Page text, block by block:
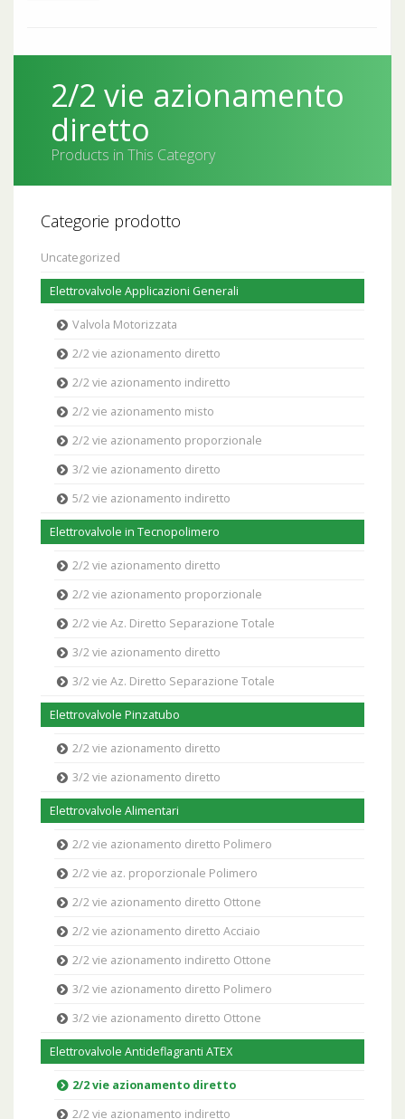
2/2 vie azionamento
diretto
Products in This Category
Categorie prodotto
Uncategorized
Elettrovalvole Applicazioni Generali
Valvola Motorizzata
2/2 vie azionamento diretto
2/2 vie azionamento indiretto
2/2 vie azionamento misto
2/2 vie azionamento proporzionale
3/2 vie azionamento diretto
5/2 vie azionamento indiretto
Elettrovalvole in Tecnopolimero
2/2 vie azionamento diretto
2/2 vie azionamento proporzionale
2/2 vie Az. Diretto Separazione Totale
3/2 vie azionamento diretto
3/2 vie Az. Diretto Separazione Totale
Elettrovalvole Pinzatubo
2/2 vie azionamento diretto
3/2 vie azionamento diretto
Elettrovalvole Alimentari
2/2 vie azionamento diretto Polimero
2/2 vie az. proporzionale Polimero
2/2 vie azionamento diretto Ottone
2/2 vie azionamento diretto Acciaio
2/2 vie azionamento indiretto Ottone
3/2 vie azionamento diretto Polimero
3/2 vie azionamento diretto Ottone
Elettrovalvole Antideflagranti ATEX
2/2 vie azionamento diretto
2/2 vie azionamento indiretto